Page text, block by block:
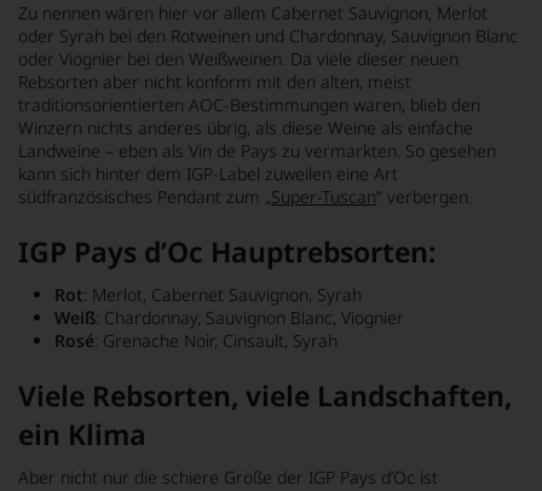
Zu nennen wären hier vor allem Cabernet Sauvignon, Merlot
oder Syrah bei den Rotweinen und Chardonnay, Sauvignon Blanc
oder Viognier bei den Weißweinen. Da viele dieser neuen
Rebsorten aber nicht konform mit den alten, meist
traditionsorientierten AOC-Bestimmungen waren, blieb den
Winzern nichts anderes übrig, als diese Weine als einfache
Landweine – eben als Vin de Pays zu vermarkten. So gesehen
kann sich hinter dem IGP-Label zuweilen eine Art
südfranzösisches Pendant zum „Super-Tuscan“ verbergen.
IGP Pays d’Oc Hauptrebsorten:
Rot: Merlot, Cabernet Sauvignon, Syrah
Weiß: Chardonnay, Sauvignon Blanc, Viognier
Rosé: Grenache Noir, Cinsault, Syrah
Viele Rebsorten, viele Landschaften,
ein Klima
Aber nicht nur die schiere Größe der IGP Pays d’Oc ist